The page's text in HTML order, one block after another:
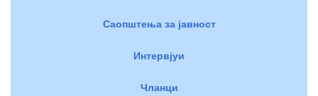
Саопштења за јавност
Интервјуи
Чланци